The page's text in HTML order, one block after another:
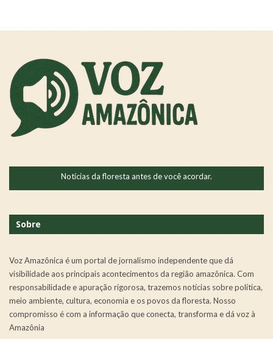
Notícias da floresta antes de você acordar.
Sobre
Voz Amazônica é um portal de jornalismo independente que dá
visibilidade aos principais acontecimentos da região amazônica. Com
responsabilidade e apuração rigorosa, trazemos notícias sobre política,
meio ambiente, cultura, economia e os povos da floresta. Nosso
compromisso é com a informação que conecta, transforma e dá voz à
Amazônia